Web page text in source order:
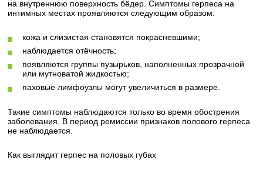
на внутреннюю поверхность бёдер. Симптомы герпеса на
интимных местах проявляются следующим образом:
кожа и слизистая становятся покрасневшими;
наблюдается отёчность;
появляются группы пузырьков, наполненных прозрачной
или мутноватой жидкостью;
паховые лимфоузлы могут увеличиться в размере.
Такие симптомы наблюдаются только во время обострения
заболевания. В период ремиссии признаков полового герпеса
не наблюдается.
Как выглядит герпес на половых губах